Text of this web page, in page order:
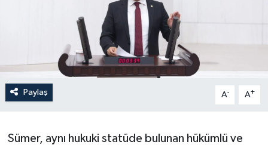
Paylaş A- A+
Sümer, aynı hukuki statüde bulunan hükümlü ve